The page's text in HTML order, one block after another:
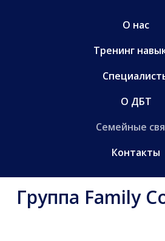
О нас
Тренинг
О ДБТ
Семейные
Контакты
Группа Family